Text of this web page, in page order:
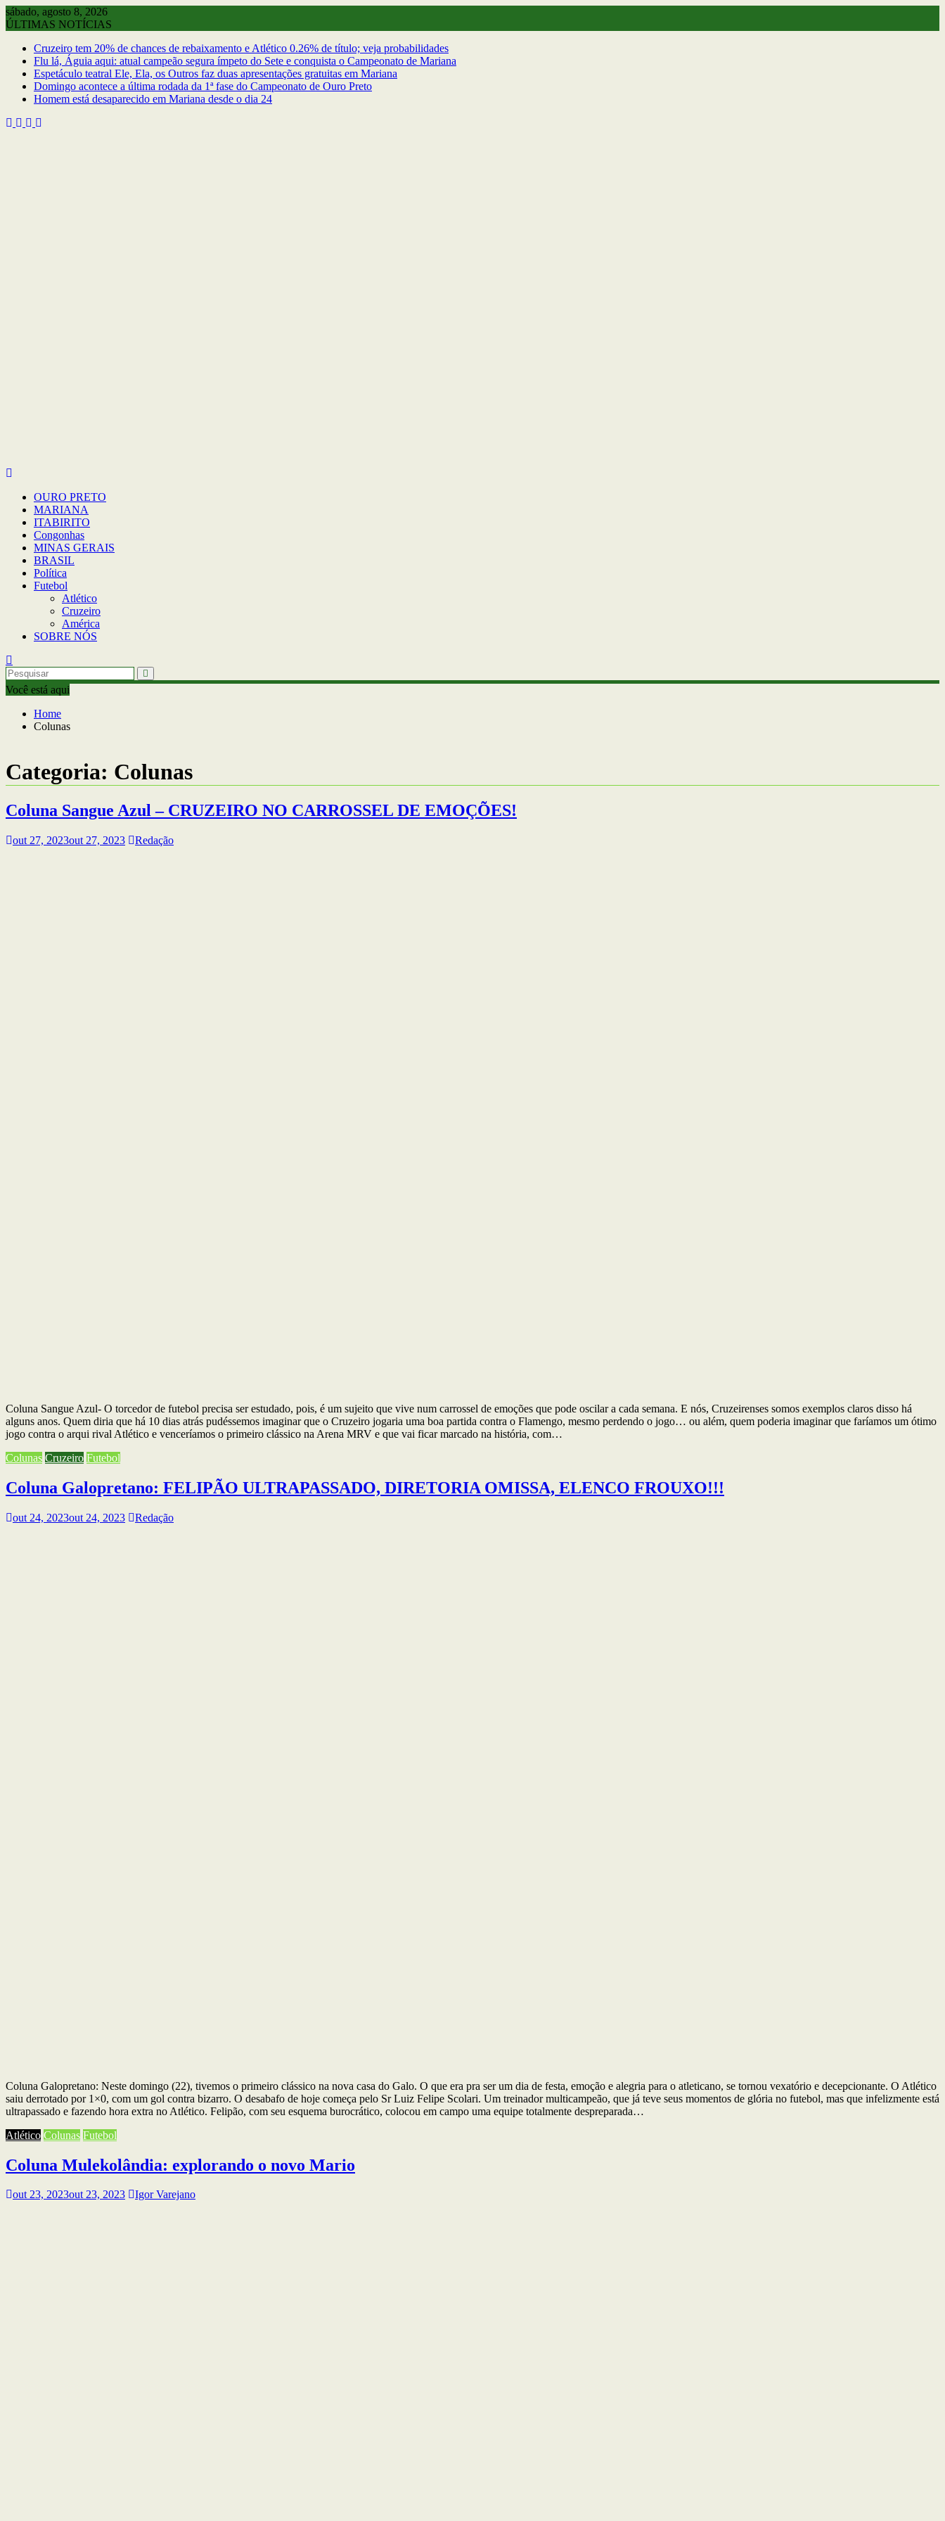
Skip
to
sábado, agosto 8, 2026
ÚLTIMAS NOTÍCIAS
Cruzeiro tem 20% de chances de rebaixamento e Atlético 0.26% de título; veja probabilidades
Flu lá, Águia aqui: atual campeão segura ímpeto do Sete e conquista o Campeonato de Mariana
Espetáculo teatral Ele, Ela, os Outros faz duas apresentações gratuitas em Mariana
Domingo acontece a última rodada da 1ª fase do Campeonato de Ouro Preto
Homem está desaparecido em Mariana desde o dia 24
OURO PRETO
MARIANA
ITABIRITO
Congonhas
MINAS GERAIS
BRASIL
Política
Futebol
Atlético
Cruzeiro
América
SOBRE NÓS
Você está aqui
Home
Colunas
Categoria: Colunas
Coluna Sangue Azul – CRUZEIRO NO CARROSSEL DE EMOÇÕES!
out 27, 2023out 27, 2023 Redação
Coluna Sangue Azul- O torcedor de futebol precisa ser estudado, pois, é um sujeito que vive num carrossel de emoções que pode oscilar a cada semana. E nós, Cruzeirenses somos exemplos claros disso há
alguns anos. Quem diria que há 10 dias atrás pudéssemos imaginar que o Cruzeiro jogaria uma boa partida contra o Flamengo, mesmo perdendo o jogo… ou além, quem poderia imaginar que faríamos um ótimo
jogo contra o arqui rival Atlético e venceríamos o primeiro clássico na Arena MRV e que vai ficar marcado na história, com…
Colunas Cruzeiro Futebol
Coluna Galopretano: FELIPÃO ULTRAPASSADO, DIRETORIA OMISSA, ELENCO FROUXO!!!
out 24, 2023out 24, 2023 Redação
Coluna Galopretano: Neste domingo (22), tivemos o primeiro clássico na nova casa do Galo. O que era pra ser um dia de festa, emoção e alegria para o atleticano, se tornou vexatório e decepcionante. O Atlético
saiu derrotado por 1×0, com um gol contra bizarro. O desabafo de hoje começa pelo Sr Luiz Felipe Scolari. Um treinador multicampeão, que já teve seus momentos de glória no futebol, mas que infelizmente está
ultrapassado e fazendo hora extra no Atlético. Felipão, com seu esquema burocrático, colocou em campo uma equipe totalmente despreparada…
Atlético Colunas Futebol
Coluna Mulekolândia: explorando o novo Mario
out 23, 2023out 23, 2023 Igor Varejano